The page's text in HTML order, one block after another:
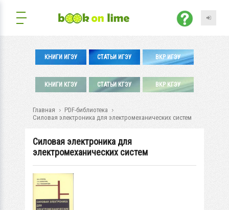
КНИГИ ИГЭУ СТАТЬИ ИГЭУ ВКР ИГЭУ
КНИГИ КГЭУ СТАТЬИ КГЭУ ВКР КГЭУ
Главная
PDF-библиотека
Силовая электроника для электромеханических систем
Силовая электроника для
электромеханических систем